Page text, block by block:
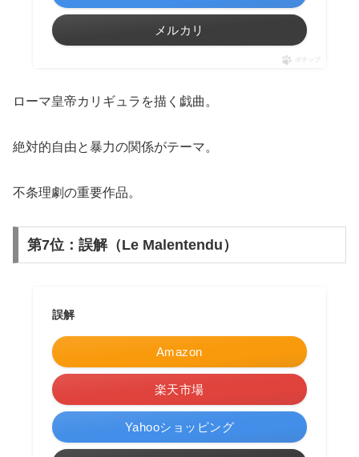
メルカリ
ポチップ
ローマ皇帝カリギュラを描く戯曲。
絶対的自由と暴力の関係がテーマ。
不条理劇の重要作品。
第7位：誤解（Le Malentendu）
誤解
Amazon
楽天市場
Yahooショッピング